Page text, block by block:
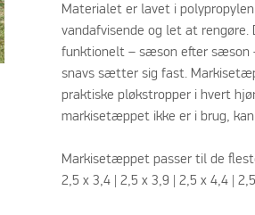
Materialet er lavet i
vandafvisende og let at
funktionelt – sæson efter sæson
snavs sætter sig fast.
praktiske pløkstropper i hvert
markisetæppet ikke er i brug,
Markisetæppet passer til de
2,5 x 3,4 | 2,5 x 3,9 | 2,5 x 4,4 |